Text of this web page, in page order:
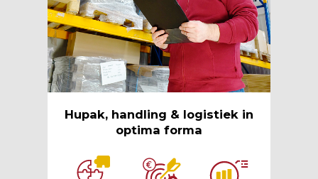
Hupak, handling & logistiek in
optima forma